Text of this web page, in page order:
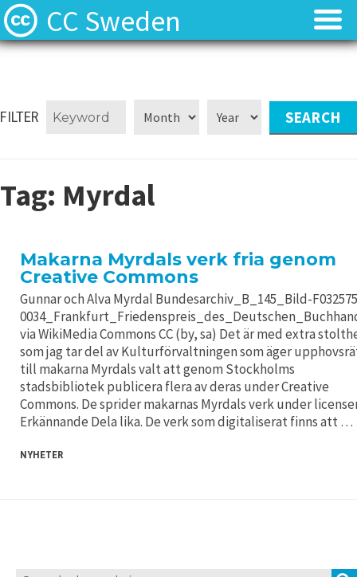
CC Sweden
Nyheter
Nyheter
FILTER
Tag: Myrdal
Makarna Myrdals verk fria genom
Creative Commons
Gunnar och Alva Myrdal Bundesarchiv_B_145_Bild-
via WikiMedia Commons CC (by, sa) Det är med extra
som jag tar del av Kulturförvaltningen som äger
till makarna Myrdals valt att genom Stockholms
stadsbibliotek publicera flera av deras under Creative
Commons. De sprider makarnas Myrdals verk under
Erkännande Dela lika. De verk som digitaliserat finns att …
NYHETER